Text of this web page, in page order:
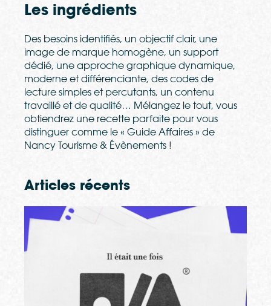
Les ingrédients
Des besoins identifiés, un objectif clair, une
image de marque homogène, un support
dédié, une approche graphique dynamique,
moderne et différenciante, des codes de
lecture simples et percutants, un contenu
travaillé et de qualité… Mélangez le tout, vous
obtiendrez une recette parfaite pour vous
distinguer comme le « Guide Affaires » de
Nancy Tourisme & Évènements !
Articles récents